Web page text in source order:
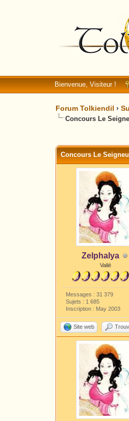
Bienvenue, Visiteur !
Forum Tolkiendil ›
Concours Le
Concours Le
Zelphalya
Valië
Messages : 31 379
Sujets : 1 685
Inscription : May 2003
Site web